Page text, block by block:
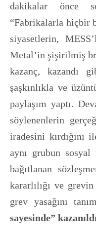
dakikalar önce
“Fabrikalarla hiçbir
siyasetlerin,
Metal’in şişirilmiş
kazanç, kazandı
şaşkınlıkla ve
paylaşım yaptı.
söylenenlerin
iradesini kırdığını
aynı grubun
bağıtlanan
kararlılığı ve
grev yasağını
sayesinde”